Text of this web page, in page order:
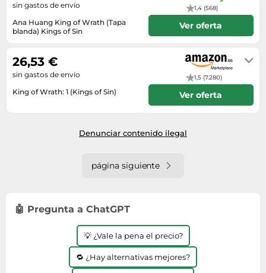
Ana Huang King of Wrath (Tapa
blanda) Kings of Sin
1,4 (568)
sin gastos de envío
Ver oferta
King of Wrath: 1 (Kings of Sin)
1,5 (7.280)
26,53 €
sin gastos de envío
Ver oferta
página siguiente
Denunciar contenido ilegal
🤖 Pregunta a ChatGPT
💡 ¿Vale la pena el precio?
🔁 ¿Hay alternativas mejores?